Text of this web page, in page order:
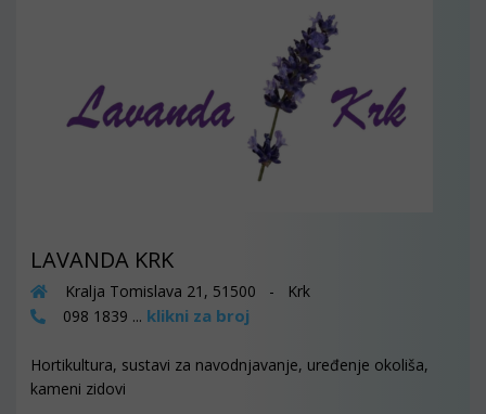
LAVANDA KRK
Kralja Tomislava 21, 51500 - Krk
098 1839 ... klikni za broj
Hortikultura, sustavi za navodnjavanje, uređenje okoliša,
kameni zidovi